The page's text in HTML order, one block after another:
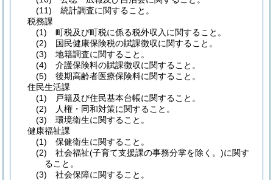
(11) 統計調査に関すること。
税務課
(1) 町税及び町税に係る税外収入に関すること。
(2) 国民健康保険税の賦課徴収に関すること。
(3) 地籍調査に関すること。
(4) 介護保険料の賦課徴収に関すること。
(5) 後期高齢者医療保険料に関すること。
住民生活課
(1) 戸籍及び住民基本台帳に関すること。
(2) 人権・同和対策に関すること。
(3) 環境衛生に関すること。
健康福祉課
(1) 保健衛生に関すること。
(2) 社会福祉(子育て支援課の事務分掌を除く。)に関す
ること。
(3) 社会保障に関すること。